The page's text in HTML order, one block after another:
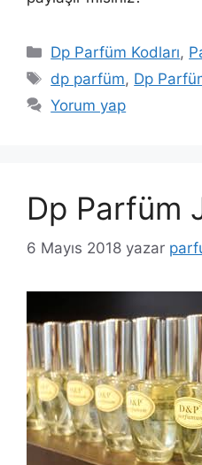
Kategoriler
Dp Parfüm Kodları,
Etiketler
dp parfüm, Dp
Yorum yap
Dp Parfüm
6 Mayıs 2018 yazar